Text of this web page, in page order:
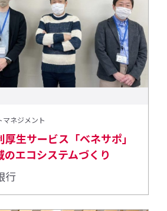
ネジメント
生サービス「ベネサポ」
のエコシステムづくり
行